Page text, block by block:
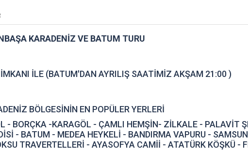
KARADENİZ VE BATUM TURU
İLE (BATUM'DAN AYRILIŞ SAATİMİZ AKŞAM 21:00 )
BÖLGESİNİN EN POPÜLER YERLERİ
- BORÇKA -KARAGÖL - ÇAMLI HEMŞİN- ZİLKALE - PALAVİT
- BATUM - MEDEA HEYKELİ - BANDIRMA VAPURU -
TRAVERTELLERİ - AYASOFYA CAMİİ - ATATÜRK KÖŞKÜ -